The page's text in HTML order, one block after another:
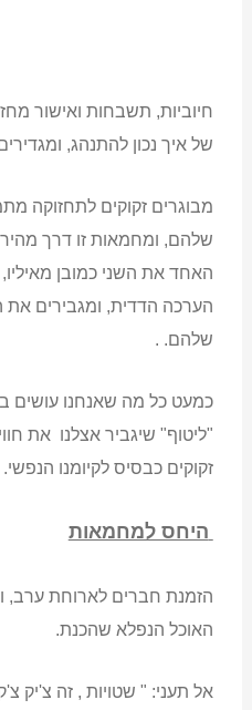
חיוביות, תשבחות ואישור
של איך נכון להתנהג,
מבוגרים זקוקים לתחזוקה
שלהם, ומחמאות זו דרך
האחד את השני כמובן מאיליו,
הערכה הדדית, ומגבירים את
שלהם. .
כמעט כל מה שאנחנו עושים
"ליטוף" שיגביר אצלנו את
זקוקים כבסיס לקיומנו הנפשי.
היחס למחמאות
הזמנת חברים לארוחת ערב,
האוכל הנפלא שהכנת.
אל תעני: " שטויות , זה צ'יק